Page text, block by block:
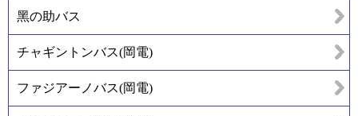
黑の助バス
チャギントンバス(岡電)
ファジアーノバス(岡電)